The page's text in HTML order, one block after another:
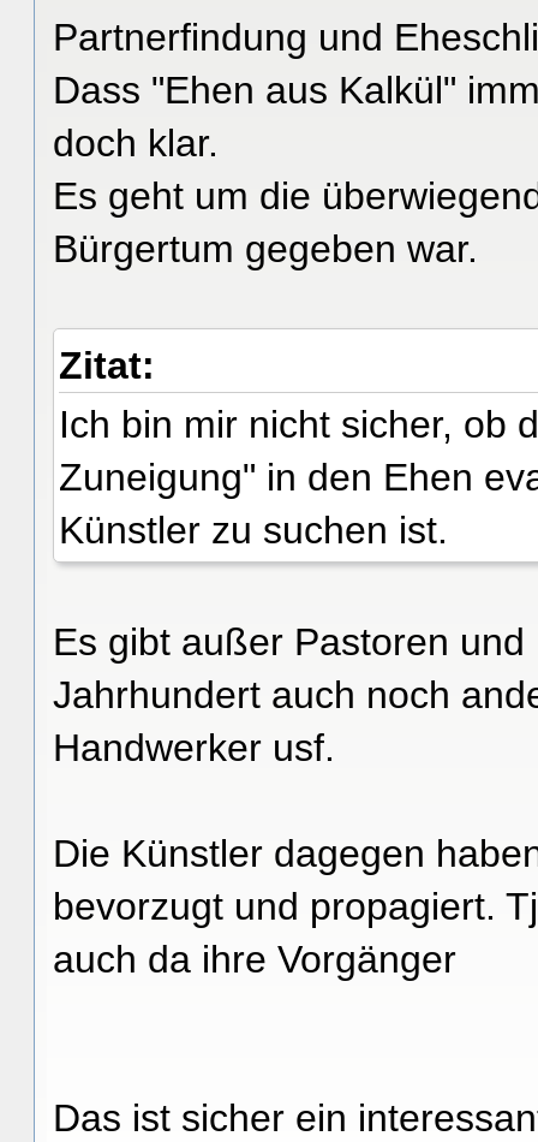
Partnerfindung und
Dass "Ehen aus Kalkül"
doch klar.
Es geht um die
Bürgertum gegeben war.
Zitat:
Ich bin mir nicht sicher, ob
Zuneigung" in den Ehen
Künstler zu suchen ist.
Es gibt außer Pastoren
Jahrhundert auch noch
Handwerker usf.
Die Künstler dagegen
bevorzugt und propagiert.
auch da ihre Vorgänger
Das ist sicher ein